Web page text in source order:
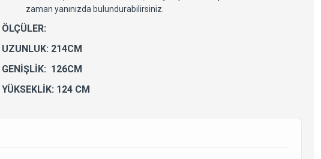
zaman yanınızda bulundurabilirsiniz.
ÖLÇÜLER:
UZUNLUK: 214CM
GENİŞLİK: 126CM
YÜKSEKLİK: 124 CM